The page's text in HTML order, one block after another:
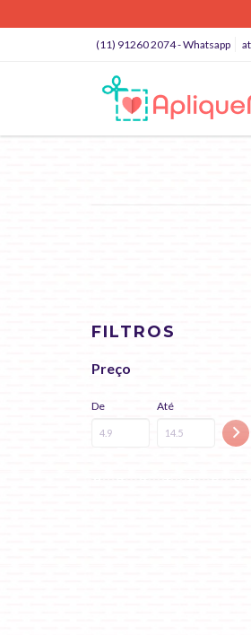
(11) 91260 2074 - Whatsapp
FILTROS
Preço
De Até